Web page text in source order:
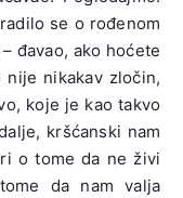
se o rođenom
đavao, ako hoćete
nikakav zločin,
koje je kao takvo
kršćanski nam
o tome da ne živi
da nam valja